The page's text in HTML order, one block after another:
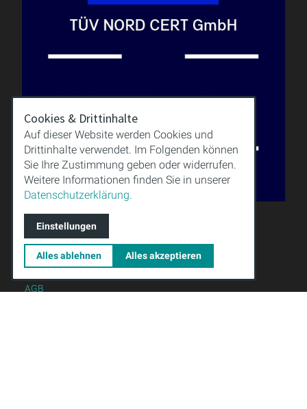
QUALITÄT
WISSEN
DOWNLOAD
AGB
Cookies & Drittinhalte
Auf dieser Website werden Cookies und
Drittinhalte verwendet. Im Folgenden können
Sie Ihre Zustimmung geben oder widerrufen.
Weitere Informationen finden Sie in unserer
Datenschutzerklärung.
Einstellungen
Alles ablehnen Alles akzeptieren